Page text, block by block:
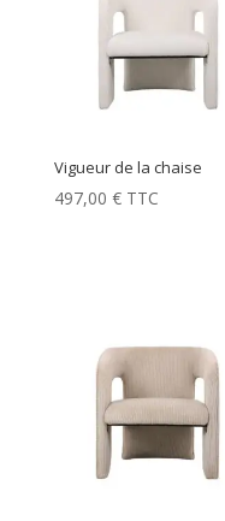
Vigueur de la chaise
497,00 € TTC